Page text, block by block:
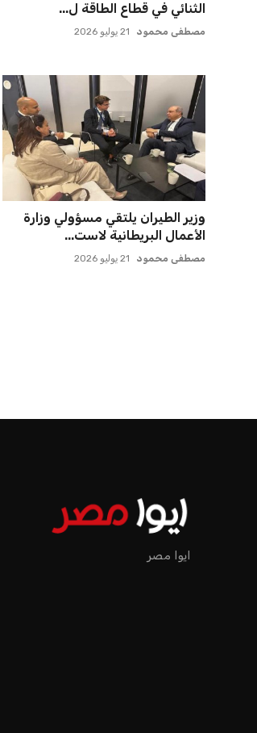
الثنائي في قطاع الطاقة ل...
مصطفى محمود 21 يوليو 2026
وزير الطيران يلتقي مسؤولي وزارة
الأعمال البريطانية لاست...
مصطفى محمود 21 يوليو 2026
ايوا مصر